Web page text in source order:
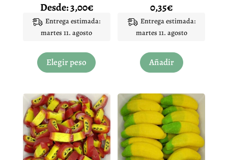
Desde:3,00€
Entrega estimada:
martes 11. agosto
Elegir peso
producto
variantes.
Las
opciones
se
pueden
elegir
0,35€
Entrega estimada:
martes 11. agosto
Añadir